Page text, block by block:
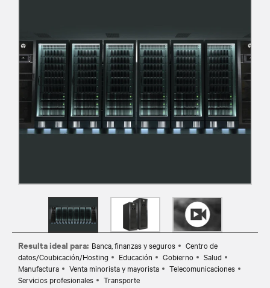
Resulta ideal para: Banca, finanzas y seguros
Centro de
datos/Coubicación/Hosting
Educación Gobierno
Salud
Manufactura
Venta minorista y mayorista
Telecomunicaciones
Servicios profesionales
Transporte